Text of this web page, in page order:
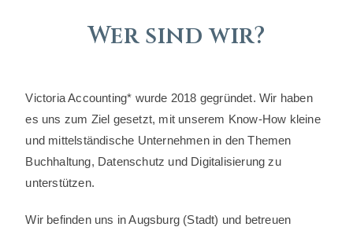
Wer sind wir?
Victoria Accounting* wurde 2018 gegründet. Wir haben
es uns zum Ziel gesetzt, mit unserem Know-How kleine
und mittelständische Unternehmen in den Themen
Buchhaltung, Datenschutz und Digitalisierung zu
unterstützen.
Wir befinden uns in Augsburg (Stadt) und betreuen